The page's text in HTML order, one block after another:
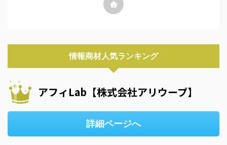
情報商材人気ランキング
アフィLab【株式会社アリウープ】
詳細ページへ